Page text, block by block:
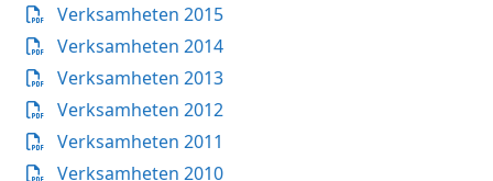
Verksamheten 2015
Verksamheten 2014
Verksamheten 2013
Verksamheten 2012
Verksamheten 2011
Verksamheten 2010